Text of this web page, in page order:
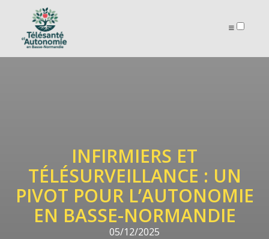
INFIRMIERS ET
TÉLÉSURVEILLANCE : UN
PIVOT POUR L’AUTONOMIE
EN BASSE-NORMANDIE
05/12/2025